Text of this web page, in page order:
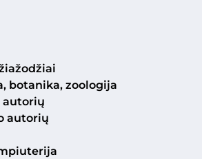
botanika, zoologija
autorių
autorių